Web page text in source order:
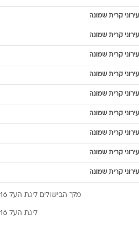
עירוני קרית שמונה
עירוני קרית שמונה
עירוני קרית שמונה
עירוני קרית שמונה
עירוני קרית שמונה
עירוני קרית שמונה
עירוני קרית שמונה
עירוני קרית שמונה
עירוני קרית שמונה
מלך הבישולים ליגת העל 2015/16 כדורגל
ליגת העל 2015/16 כדורגל